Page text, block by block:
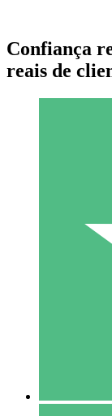
Pague
Confiança
reais de